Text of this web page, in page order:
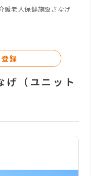
護老人保健施設さなげ
録
げ（ユニット